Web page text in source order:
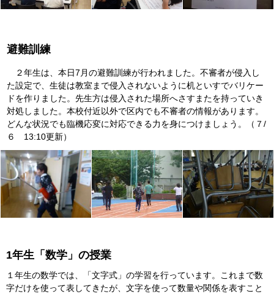
避難訓練
２年生は、本日7月の避難訓練が行われました。不審者が侵入し
た設定で、生徒は教室まで侵入されないように机といすでバリケー
ドを作りました。先生方は侵入された場所へさすまたを持っていき
対処しました。本校付近以外で区内でも不審者の情報があります。
どんな状況でも臨機応変に対応できる力を身につけましょう。（７/
６ 13:10更新）
1年生「数学」の授業
１年生の数学では、「文字式」の学習を行っています。これまで数
字だけを使って表してきたが、文字を使って数量や関係を表すこと